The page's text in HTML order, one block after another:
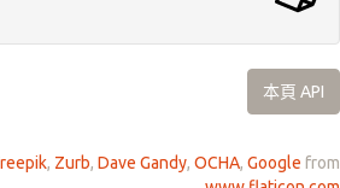
本頁 API
, Zurb, Dave Gandy, OCHA, Google from